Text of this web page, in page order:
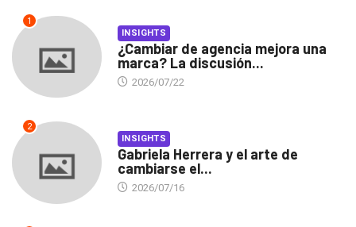
1
INSIGHTS
¿Cambiar de agencia mejora una
marca? La discusión...
2026/07/22
2
INSIGHTS
Gabriela Herrera y el arte de
cambiarse el...
2026/07/16